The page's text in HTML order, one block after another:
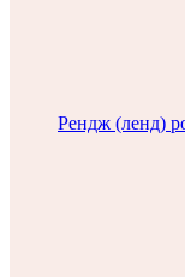
Рендж (ленд)